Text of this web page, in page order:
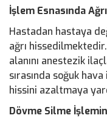
İşlem Esnasında
Hastadan hastaya
ağrı
alanını anestezik
sırasında soğuk
hissini azaltmaya
Dövme Silme